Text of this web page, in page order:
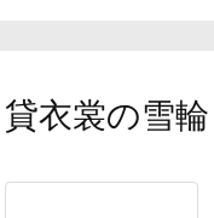
貸衣裳の雪